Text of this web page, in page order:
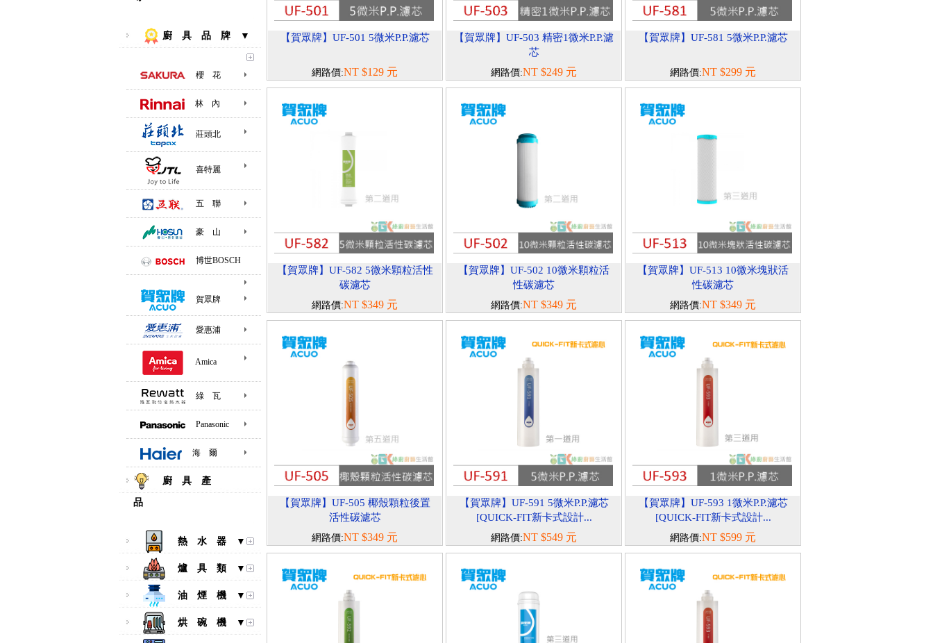
廚 具 品 牌 ▼
櫻 花
林 內
莊頭北
喜特麗
五 聯
豪 山
博世BOSCH
賀眾牌
愛惠浦
Amica
綠 瓦
Panasonic
海 爾
廚 具 產
品
熱 水 器 ▼
爐 具 類 ▼
油 煙 機 ▼
烘 碗 機 ▼
【賀眾牌】UF-501 5微米P.P.濾芯
網路價:NT $129 元
【賀眾牌】UF-503 精密1微米P.P.濾
芯
網路價:NT $249 元
【賀眾牌】UF-581 5微米P.P.濾芯
網路價:NT $299 元
【賀眾牌】UF-582 5微米顆粒活性
碳濾芯
網路價:NT $349 元
【賀眾牌】UF-502 10微米顆粒活
性碳濾芯
網路價:NT $349 元
【賀眾牌】UF-513 10微米塊狀活
性碳濾芯
網路價:NT $349 元
【賀眾牌】UF-505 椰殼顆粒後置
活性碳濾芯
網路價:NT $349 元
【賀眾牌】UF-591 5微米P.P.濾芯
[QUICK-FIT新卡式設計...
網路價:NT $549 元
【賀眾牌】UF-593 1微米P.P.濾芯
[QUICK-FIT新卡式設計...
網路價:NT $599 元